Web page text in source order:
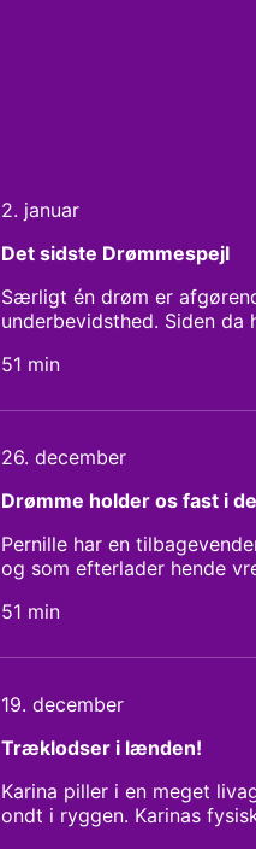
2. januar
Det sidste Drømmespejl
Særligt én drøm er
underbevidsthed. Siden
bruge drømmene kan du
51 min
26. december
Drømme holder os fast i
Pernille har en
og som efterlader hende
afgørende billeder på
51 min
19. december
Træklodser i lænden!
Karina piller i en meget
ondt i ryggen. Karinas